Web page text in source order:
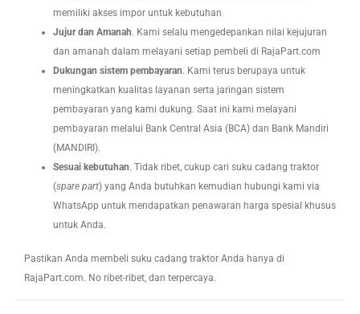
memiliki akses impor untuk kebutuhan
Jujur dan Amanah. Kami selalu mengedepankan nilai kejujuran
dan amanah dalam melayani setiap pembeli di RajaPart.com
Dukungan sistem pembayaran. Kami terus berupaya untuk
meningkatkan kualitas layanan serta jaringan sistem
pembayaran yang kami dukung. Saat ini kami melayani
pembayaran melalui Bank Central Asia (BCA) dan Bank Mandiri
(MANDIRI).
Sesuai kebutuhan. Tidak ribet, cukup cari suku cadang traktor
(spare part) yang Anda butuhkan kemudian hubungi kami via
WhatsApp untuk mendapatkan penawaran harga spesial khusus
untuk Anda.
Pastikan Anda membeli suku cadang traktor Anda hanya di
RajaPart.com. No ribet-ribet, dan terpercaya.